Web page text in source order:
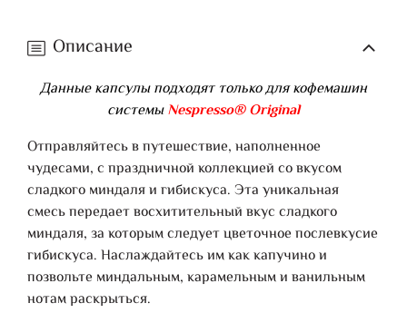
Описание
Данные капсулы подходят только для кофемашин
системыNespresso® Original
Отправляйтесь в путешествие, наполненное
чудесами, с праздничной коллекцией со вкусом
сладкого миндаля и гибискуса. Эта уникальная
смесь передает восхитительный вкус сладкого
миндаля, за которым следует цветочное послевкусие
гибискуса. Наслаждайтесь им как капучино и
позвольте миндальным, карамельным и ванильным
нотам раскрыться.